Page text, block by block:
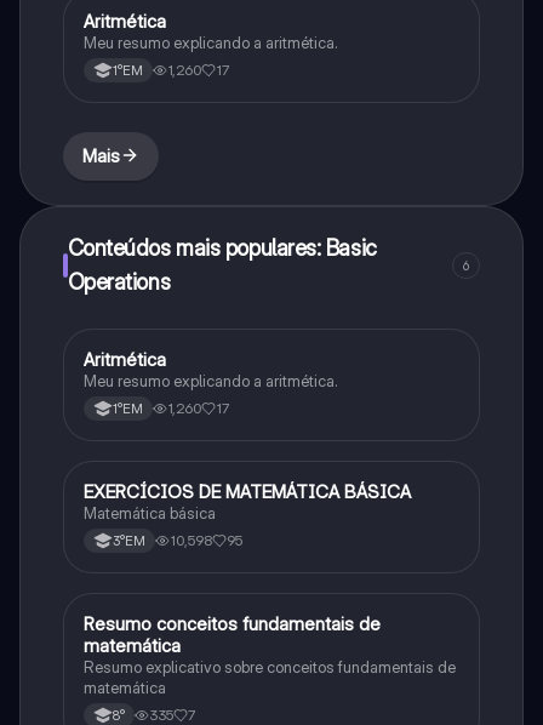
Matematica
Aritmética
Meu resumo explicando a aritmética.
1°EM 1,260 17
Mais
Conteúdos mais populares: Basic
Operations
6
Matematica
Aritmética
Meu resumo explicando a aritmética.
1°EM 1,260 17
Matematica
EXERCÍCIOS DE MATEMÁTICA BÁSICA
Matemática básica
3°EM 10,598 95
Matematica
Resumo conceitos fundamentais de
matemática
Resumo explicativo sobre conceitos fundamentais de
matemática
8° 335 7